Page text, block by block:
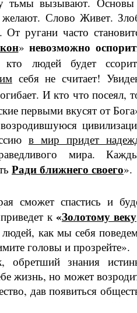
желают. Слово Живет.
От ругани часто
»невоз­можно
кто людей будет
себя не считает!
И кто что посеял,
пер­выми вкусят от
в мир придет
мира.
Ради ближнего своего».
сможет спастись и
к «Золотому веку
людей, как мы себя
головы и про­зрейте».
обретший знания
жизнь, но может
дав появиться